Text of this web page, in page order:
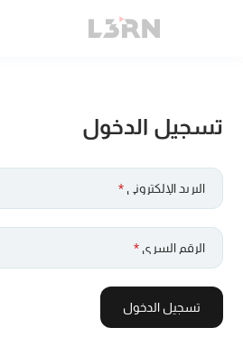
تسجيل الدخول
البريد الإلكتروني *
الرقم السري *
تسجيل الدخول